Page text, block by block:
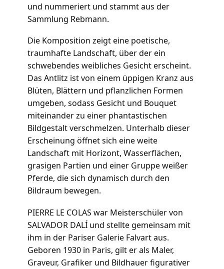
und nummeriert und stammt aus der
Sammlung Rebmann.
Die Komposition zeigt eine poetische,
traumhafte Landschaft, über der ein
schwebendes weibliches Gesicht erscheint.
Das Antlitz ist von einem üppigen Kranz aus
Blüten, Blättern und pflanzlichen Formen
umgeben, sodass Gesicht und Bouquet
miteinander zu einer phantastischen
Bildgestalt verschmelzen. Unterhalb dieser
Erscheinung öffnet sich eine weite
Landschaft mit Horizont, Wasserflächen,
grasigen Partien und einer Gruppe weißer
Pferde, die sich dynamisch durch den
Bildraum bewegen.
PIERRE LE COLAS war Meisterschüler von
SALVADOR DALÍ und stellte gemeinsam mit
ihm in der Pariser Galerie Falvart aus.
Geboren 1930 in Paris, gilt er als Maler,
Graveur, Grafiker und Bildhauer figurativer